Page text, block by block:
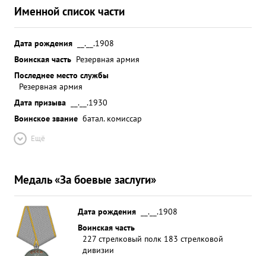
Именной список части
Дата рождения
__.__.1908
Воинская часть Резервная армия
Последнее место службы
Резервная армия
Дата призыва
__.__.1930
Воинское звание батал. комиссар
Ещё
Медаль «За боевые заслуги»
Дата рождения
__.__.1908
Воинская часть
227 стрелковый полк 183 стрелковой
дивизии